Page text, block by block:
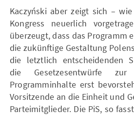
Kaczyński aber zeigt sich –
Kongress neuerlich
überzeugt, dass das Programm
die zukünftige Gestaltung
die letztlich entscheidenden
die Gesetzesentwürfe
Programminhalte erst
Vorsitzende an die Einheit und
Parteimitglieder. Die PiS, so